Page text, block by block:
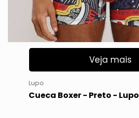
Veja mais
Lupo
Cueca Boxer - Preto - Lupo